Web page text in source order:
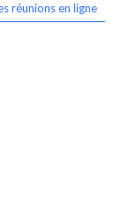
réunions en ligne